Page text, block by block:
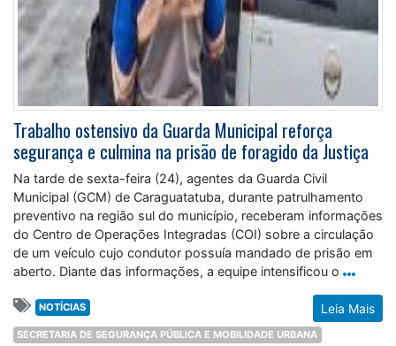
Trabalho ostensivo da Guarda Municipal reforça
segurança e culmina na prisão de foragido da Justiça
Na tarde de sexta-feira (24), agentes da Guarda Civil
Municipal (GCM) de Caraguatatuba, durante patrulhamento
preventivo na região sul do município, receberam informações
do Centro de Operações Integradas (COI) sobre a circulação
de um veículo cujo condutor possuía mandado de prisão em
aberto. Diante das informações, a equipe intensificou o
Leia Mais
NOTÍCIAS
SECRETARIA DE SEGURANÇA PÚBLICA E MOBILIDADE URBANA